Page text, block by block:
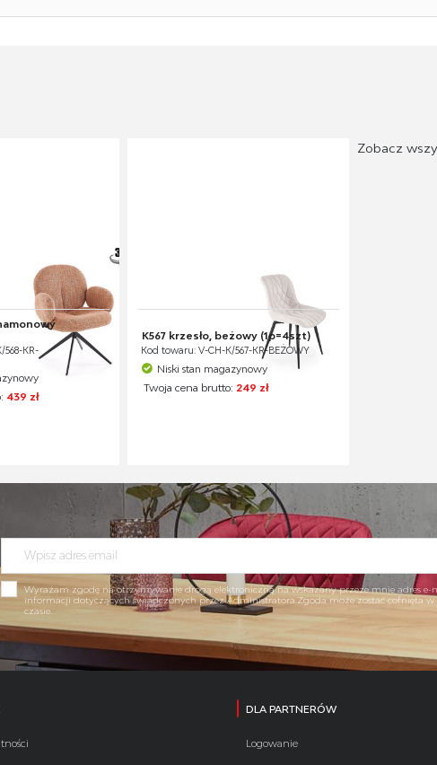
568-KR-
439 zł
K567 krzesło, beżowy (1p=4szt)
Kod towaru: V-CH-K/567-KR-BEŻOWY
Niski stan magazynowy
Twoja cena brutto: 249 zł
Zobacz
Wyrażam zgodę na otrzymywanie drogą elektroniczną na wskazany przeze mnie adres e-
informacji dotyczących świadczonych przez Administratora.Zgoda może zostać cofnięta
czasie.
DLA PARTNERÓW
Logowanie